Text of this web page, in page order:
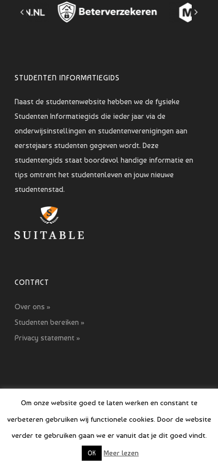
STUDENTEN INFORMATIEGIDS
Naast de studentenwebsite hebben we de fysieke
Studenten Informatiegids die ieder jaar via de
onderwijsinstellingen en studentenverenigingen aan
eerstejaars studenten gegeven wordt. Deze
studentengids staat boordevol handige informatie en
tips omtrent het studentenleven en jouw nieuwe
studentenstad.
CONTACT
Over ons »
Studenten bereiken »
Privacy statement »
© COPYRIGHT SI GIDS 2021-2022
Om onze website goed te laten werken en constant te
verbeteren gebruiken wij functionele cookies. Door de website
verder te gebruiken gaan we er vanuit dat je dit goed vindt.
OK Meer lezen